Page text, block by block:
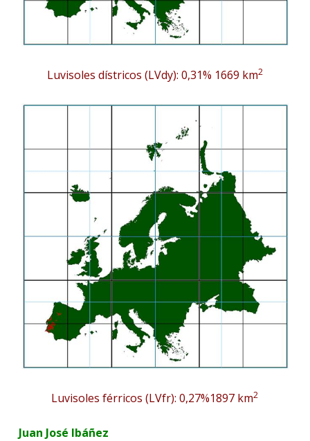
Luvisoles dístricos (LVdy): 0,31% 1669 km2
Luvisoles férricos (LVfr): 0,27%1897 km2
Juan José Ibáñez